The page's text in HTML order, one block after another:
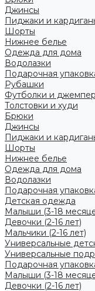
Джинсы
Пиджаки и
Шорты
Нижнее белье
Одежда для дома
Водолазки
Подарочная
Рубашки
Футболки и
Толстовки и худи
Брюки
Джинсы
Пиджаки и
Шорты
Нижнее белье
Одежда для дома
Водолазки
Подарочная
Детская одежда
Малыши (3-18
Девочки (2-16 лет)
Мальчики (2-16 лет)
Универсальные
Универсальные
Подарочная
Малыши (3-18
Девочки (2-16 лет)